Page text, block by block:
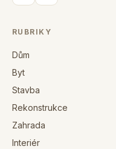
RUBRIKY
Dům
Byt
Stavba
Rekonstrukce
Zahrada
Interiér